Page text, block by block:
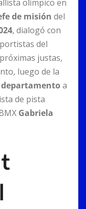
olímpico en
de misión del
, dialogó con
del
justas,
luego de la
a
de pista
Gabriela